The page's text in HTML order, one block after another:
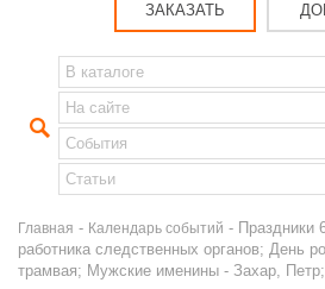
ЗАКАЗАТЬ
Главная - Календарь событий - Праздники
работника следственных органов; День
трамвая; Мужские именины - Захар, Петр;